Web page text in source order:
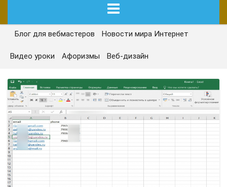
ГЛАВНАЯ
СЕГОДНЯ
НОВОСТИ
САЙТОСТРОЕНИЕ
РЕМОНТ И СОВЕТЫ
Блог для вебмастеров Новости мира Интернет
Видео уроки Афоризмы Веб-дизайн